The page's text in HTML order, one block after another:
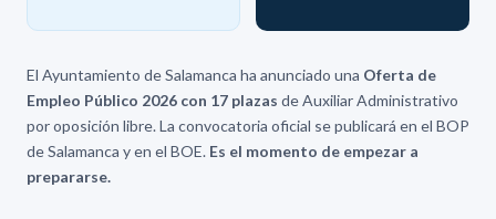
El Ayuntamiento de Salamanca ha anunciado una Oferta de
Empleo Público 2026 con 17 plazas de Auxiliar Administrativo
por oposición libre. La convocatoria oficial se publicará en el BOP
de Salamanca y en el BOE. Es el momento de empezar a
prepararse.